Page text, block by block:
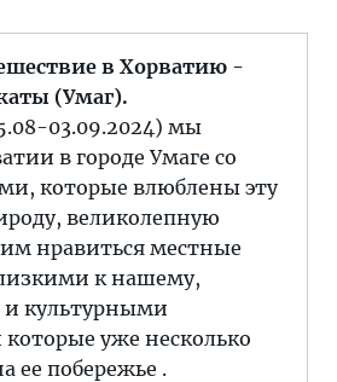
в Хорватию -
(Умаг).
03.09.2024) мы
в городе Умаге со
которые влюблены эту
великолепную
нравиться местные
к нашему,
культурными
уже несколько
ее побережье .